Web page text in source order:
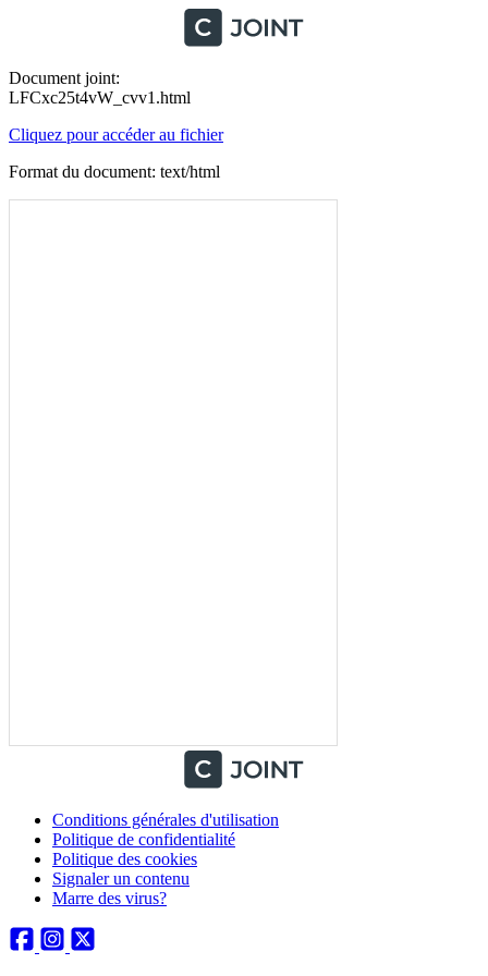
Document joint:
LFCxc25t4vW_cvv1.html
Cliquez pour accéder au fichier
Format du document: text/html
Conditions générales d'utilisation
Politique de confidentialité
Politique des cookies
Signaler un contenu
Marre des virus?